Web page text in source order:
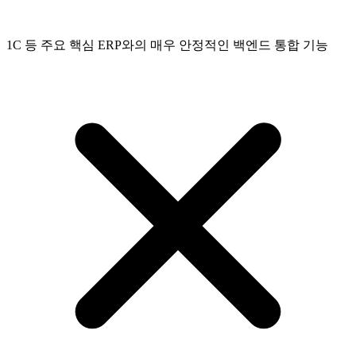
1C 등 주요 핵심 ERP와의 매우 안정적인 백엔드 통합 기능